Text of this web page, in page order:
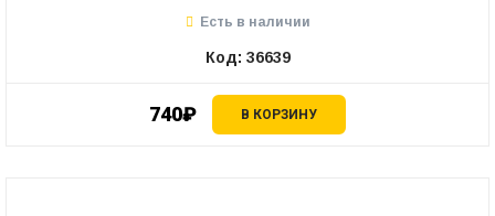
740₽ В КОРЗИНУ
Есть в наличии
Код: 36639